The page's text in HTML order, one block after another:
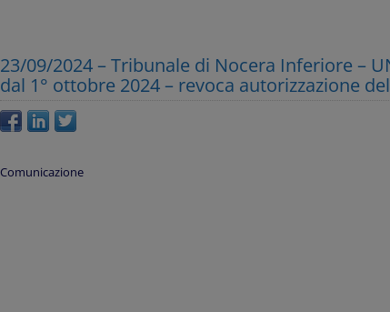
23/09/2024 – Tribunale di Nocera Inferiore –
dal 1° ottobre 2024 – revoca autorizzazione
Comunicazione